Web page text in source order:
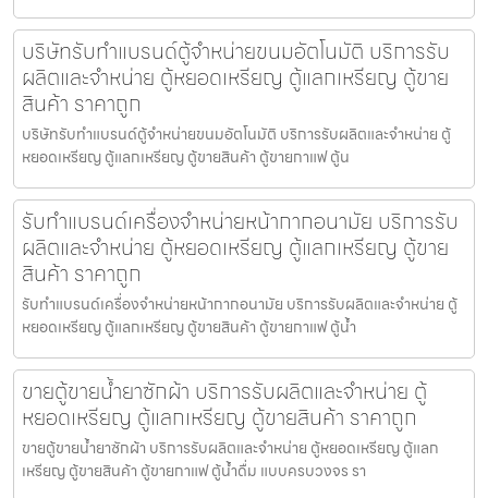
บริษัทรับทำแบรนด์ตู้จำหน่ายขนม​อัตโนมัติ บริการรับ
ผลิตและจำหน่าย ตู้หยอดเหรียญ ตู้แลกเหรียญ ตู้ขาย
สินค้า ราคาถูก
บริษัทรับทำแบรนด์ตู้จำหน่ายขนม​อัตโนมัติ บริการรับผลิตและจำหน่าย ตู้
หยอดเหรียญ ตู้แลกเหรียญ ตู้ขายสินค้า ตู้ขายกาแฟ ตู้น
รับทำแบรนด์เครื่องจำหน่ายหน้ากากอนามัย บริการรับ
ผลิตและจำหน่าย ตู้หยอดเหรียญ ตู้แลกเหรียญ ตู้ขาย
สินค้า ราคาถูก
รับทำแบรนด์เครื่องจำหน่ายหน้ากากอนามัย บริการรับผลิตและจำหน่าย ตู้
หยอดเหรียญ ตู้แลกเหรียญ ตู้ขายสินค้า ตู้ขายกาแฟ ตู้น้ำ
ขายตู้ขายน้ำยาซักผ้า บริการรับผลิตและจำหน่าย ตู้
หยอดเหรียญ ตู้แลกเหรียญ ตู้ขายสินค้า ราคาถูก
ขายตู้ขายน้ำยาซักผ้า บริการรับผลิตและจำหน่าย ตู้หยอดเหรียญ ตู้แลก
เหรียญ ตู้ขายสินค้า ตู้ขายกาแฟ ตู้น้ำดื่ม แบบครบวงจร รา